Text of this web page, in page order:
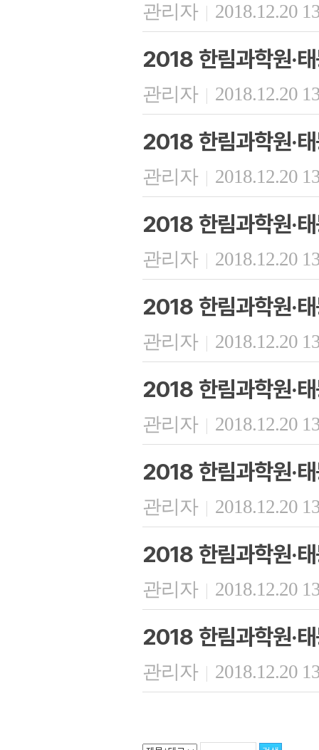
관리자 | 2018.12.20
2018 한림과학원·
관리자 | 2018.12.20
2018 한림과학원·
관리자 | 2018.12.20
2018 한림과학원·
관리자 | 2018.12.20
2018 한림과학원·
관리자 | 2018.12.20
2018 한림과학원·
관리자 | 2018.12.20
2018 한림과학원·
관리자 | 2018.12.20
2018 한림과학원·
관리자 | 2018.12.20
2018 한림과학원·
관리자 | 2018.12.20